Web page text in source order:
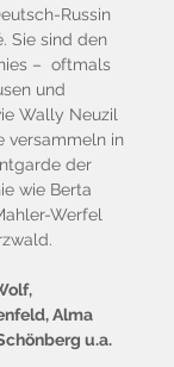
Russin
Sie sind den
– oftmals
und
Wally Neuzil
versammeln in
der
wie Berta
Werfel
Alma
u.a.